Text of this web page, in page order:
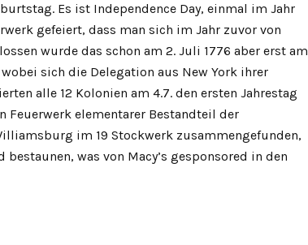
Es ist Independence Day, einmal im Jahr
gefeiert, dass man sich im Jahr zuvor von
wurde das schon am 2. Juli 1776 aber erst am
sich die Delegation aus New York ihrer
alle 12 Kolonien am 4.7. den ersten Jahrestag
Feuerwerk elementarer Bestandteil der
im 19 Stockwerk zusammengefunden,
was von Macy’s gesponsored in den